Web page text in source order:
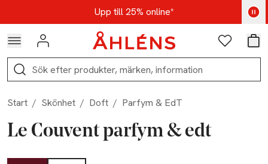
Hoppa till navigationsmenynUpp till 25% online*
Kod: AUG25 - Shoppa nu
Logga in Favoriter
Sök
Start / Skönhet / Doft / Parfym & EdT
Le Couvent parfym & edt